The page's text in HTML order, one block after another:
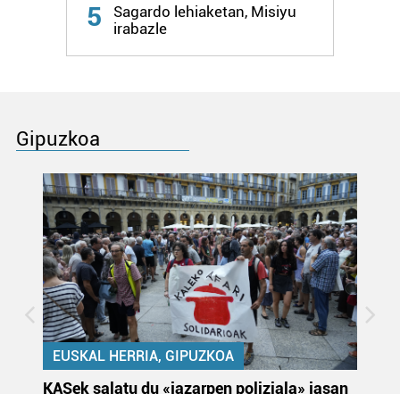
5
Sagardo lehiaketan, Misiyu
irabazle
Gipuzkoa
EUSKAL HERRIA, GIPUZKOA
KASek salatu du «jazarpen poliziala» jasan